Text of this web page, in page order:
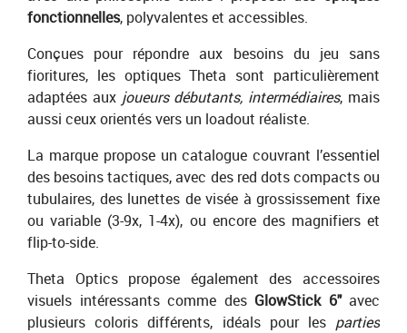
fonctionnelles, polyvalentes et accessibles.
Conçues pour répondre aux besoins du jeu sans
fioritures, les optiques Theta sont particulièrement
adaptées auxjoueurs débutants, intermédiaires, mais
aussi ceux orientés vers un loadout réaliste.
La marque propose un catalogue couvrant l’essentiel
des besoins tactiques, avec des red dots compacts ou
tubulaires, des lunettes de visée à grossissement fixe
ou variable (3-9x, 1-4x), ou encore des magnifiers et
flip-to-side.
Theta Optics propose également des accessoires
visuels intéressants comme des GlowStick 6"avec
plusieurs coloris différents, idéals pour les parties